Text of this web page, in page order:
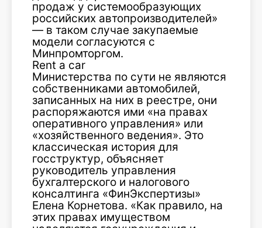
продаж у системообразующих
российских автопроизводителей»
— в таком случае закупаемые
модели согласуются с
Минпромторгом.
Rent a car
Министерства по сути не являются
собственниками автомобилей,
записанных на них в реестре, они
распоряжаются ими «на правах
оперативного управления» или
«хозяйственного ведения». Это
классическая история для
госструктур, объясняет
руководитель управления
бухгалтерского и налогового
консалтинга «ФинЭкспертизы»
Елена Корнетова. «Как правило, на
этих правах имуществом